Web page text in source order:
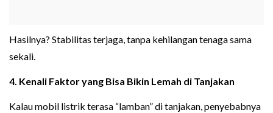
Hasilnya? Stabilitas terjaga, tanpa kehilangan tenaga sama
sekali.
4. Kenali Faktor yang Bisa Bikin Lemah di Tanjakan
Kalau mobil listrik terasa “lamban” di tanjakan, penyebabnya